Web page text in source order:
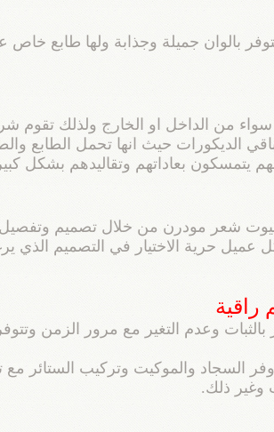
بالوان جميلة وجذابة ولها طابع
من الداخل او الخارج ولذلك تقوم
الديكورات حيث انها تحمل الطابع
يتمسكون بعاداتهم وتقاليدهم بشكل
بيوت شعر مودرن من خلال تصميم
حرية الاختيار في التصميم الذي
راقية
وعدم التغير مع مرور الزمن
السجاد والموكيت وتركيب الستائر مع
وغير ذلك.